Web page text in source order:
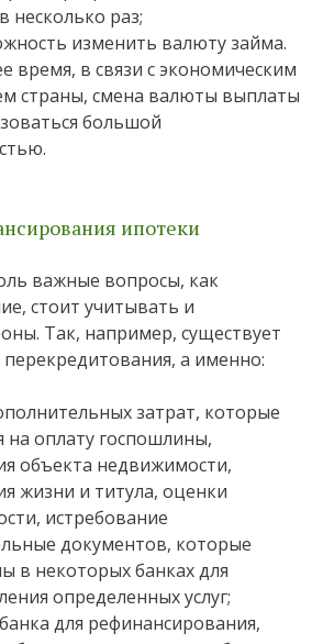
несколько раз;
изменить валюту займа.
время, в связи с экономическим
страны, смена валюты выплаты
большой
ипотеки
важные вопросы, как
стоит учитывать и
Так, например, существует
а именно:
затрат, которые
на оплату госпошлины,
объекта недвижимости,
жизни и титула, оценки
истребование
документов, которые
в некоторых банках для
определенных услуг;
для рефинансирования,